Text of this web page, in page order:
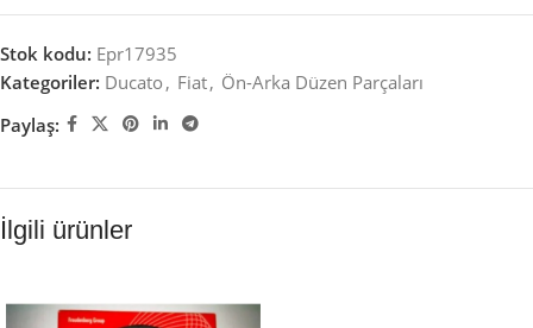
Stok kodu: Epr17935
Kategoriler: Ducato , Fiat, Ön-Arka Düzen Parçaları
Paylaş:
İlgili ürünler